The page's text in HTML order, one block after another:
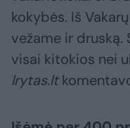
kokybės. Iš
vežame ir druską.
visai kitokios nei
lrytas.lt